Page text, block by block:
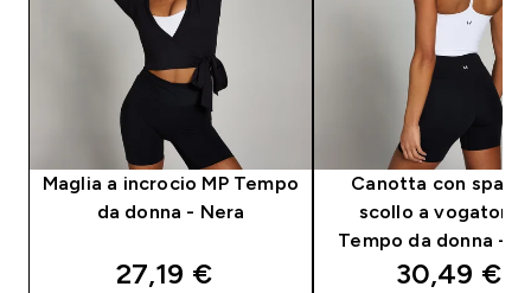
Maglia a incrocio MP Tempo
da donna - Nera
discounted price
27,19 €‎
Canotta con
scollo a vogatore
Tempo da donna -
30,49 €‎